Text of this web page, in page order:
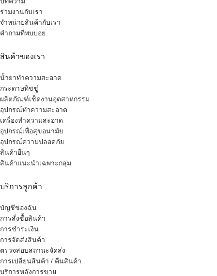
ร่วมงานกับเรา
จำหน่ายสินค้ากับเรา
คำถามที่พบบ่อย
สินค้าของเรา
น้ำยาทำความสะอาด
กระดาษทิชชู่
ผลิตภัณฑ์เช็ดงานอุตสาหกรรม
อุปกรณ์ทำความสะอาด
เครื่องทำความสะอาด
อุปกรณ์เพื่อสุขอนามัย
อุปกรณ์ความปลอดภัย
สินค้าอื่นๆ
สินค้าแนะนำเฉพาะกลุ่ม
บริการลูกค้า
บัญชีของฉัน
การสั่งซื้อสินค้า
การชำระเงิน
การจัดส่งสินค้า
ตรวจสอบสถานะจัดส่ง
การเปลี่ยนสินค้า / คืนสินค้า
บริการหลังการขาย